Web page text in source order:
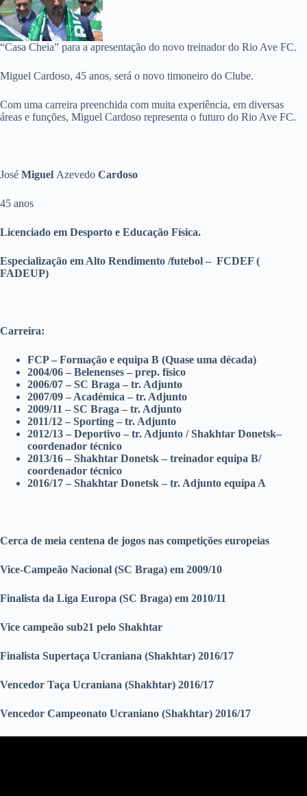
“Casa Cheia” para a apresentação do novo treinador do Rio Ave FC.
Miguel Cardoso, 45 anos, será o novo timoneiro do Clube.
Com uma carreira preenchida com muita experiência, em diversas
áreas e funções, Miguel Cardoso representa o futuro do Rio Ave FC.
José Miguel Azevedo Cardoso
45 anos
Licenciado em Desporto e Educação Física.
Especialização em Alto Rendimento /futebol – FCDEF (
FADEUP)
Carreira:
FCP – Formação e equipa B (Quase uma década)
2004/06 – Belenenses – prep. físico
2006/07 – SC Braga – tr. Adjunto
2007/09 – Académica – tr. Adjunto
2009/11 – SC Braga – tr. Adjunto
2011/12 – Sporting – tr. Adjunto
2012/13 – Deportivo – tr. Adjunto / Shakhtar Donetsk–
coordenador técnico
2013/16 – Shakhtar Donetsk – treinador equipa B/
coordenador técnico
2016/17 – Shakhtar Donetsk – tr. Adjunto equipa A
Cerca de meia centena de jogos nas competições europeias
Vice-Campeão Nacional (SC Braga) em 2009/10
Finalista da Liga Europa (SC Braga) em 2010/11
Vice campeão sub21 pelo Shakhtar
Finalista Supertaça Ucraniana (Shakhtar) 2016/17
Vencedor Taça Ucraniana (Shakhtar) 2016/17
Vencedor Campeonato Ucraniano (Shakhtar) 2016/17